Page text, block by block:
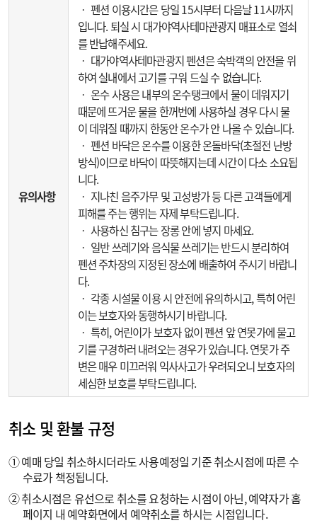
유의사항
‧ 펜션 이용시간은 당일 15시부터 다음날 11시까지
입니다. 퇴실 시 대가야역사테마관광지 매표소로 열쇠
를 반납해주세요.
‧ 대가야역사테마관광지 펜션은 숙박객의 안전을 위
하여 실내에서 고기를 구워 드실 수 없습니다.
‧ 온수 사용은 내부의 온수탱크에서 물이 데워지기
때문에 뜨거운 물을 한꺼번에 사용하실 경우 다시 물
이 데워질 때까지 한동안 온수가 안 나올 수 있습니다.
‧ 펜션 바닥은 온수를 이용한 온돌바닥(초절전 난방
방식)이므로 바닥이 따뜻해지는데 시간이 다소 소요됩
니다.
‧ 지나친 음주가무 및 고성방가 등 다른 고객들에게
피해를 주는 행위는 자제 부탁드립니다.
‧ 사용하신 침구는 장롱 안에 넣지 마세요.
‧ 일반 쓰레기와 음식물 쓰레기는 반드시 분리하여
펜션 주차장의 지정된 장소에 배출하여 주시기 바랍니
다.
‧ 각종 시설물 이용 시 안전에 유의하시고, 특히 어린
이는 보호자와 동행하시기 바랍니다.
‧ 특히, 어린이가 보호자 없이 펜션 앞 연못가에 물고
기를 구경하러 내려오는 경우가 있습니다. 연못가 주
변은 매우 미끄러워 익사사고가 우려되오니 보호자의
세심한 보호를 부탁드립니다.
취소 및 환불 규정
① 예매 당일 취소하시더라도 사용예정일 기준 취소시점에 따른 수
수료가 책정됩니다.
② 취소시점은 유선으로 취소를 요청하는 시점이 아닌, 예약자가 홈
페이지 내 예약화면에서 예약취소를 하시는 시점입니다.